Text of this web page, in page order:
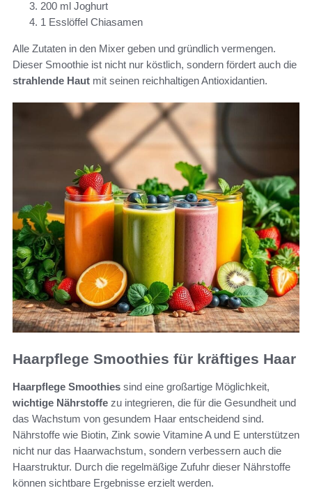
200 ml Joghurt
1 Esslöffel Chiasamen
Alle Zutaten in den Mixer geben und gründlich vermengen.
Dieser Smoothie ist nicht nur köstlich, sondern fördert auch die
strahlende Haut mit seinen reichhaltigen Antioxidantien.
Haarpflege Smoothies für kräftiges Haar
Haarpflege Smoothies sind eine großartige Möglichkeit,
wichtige Nährstoffe zu integrieren, die für die Gesundheit und
das Wachstum von gesundem Haar entscheidend sind.
Nährstoffe wie Biotin, Zink sowie Vitamine A und E unterstützen
nicht nur das Haarwachstum, sondern verbessern auch die
Haarstruktur. Durch die regelmäßige Zufuhr dieser Nährstoffe
können sichtbare Ergebnisse erzielt werden.